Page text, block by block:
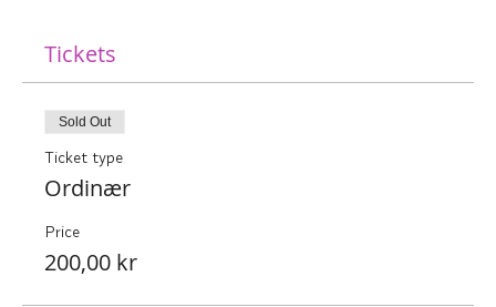
Tickets
Sold Out
Ticket type
Ordinær
Price
200,00 kr